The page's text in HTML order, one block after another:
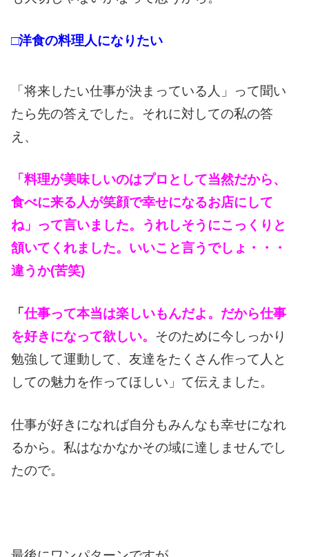
□洋食の料理人になりたい
「将来したい仕事が決まっている人」って聞い
たら先の答えでした。それに対しての私の答
え、
「料理が美味しいのはプロとして当然だから、
食べに来る人が笑顔で幸せになるお店にして
ね」って言いました。うれしそうにこっくりと
頷いてくれました。いいこと言うでしょ・・・
違うか(苦笑)
「 仕事って本当は楽しいもんだよ。だから仕事
を好きになって欲しい。 そのために今しっかり
勉強して運動して、友達をたくさん作って人と
しての魅力を作ってほしい」て伝えました。
仕事が好きになれば自分もみんなも幸せになれ
るから。私はなかなかその域に達しませんでし
たので。